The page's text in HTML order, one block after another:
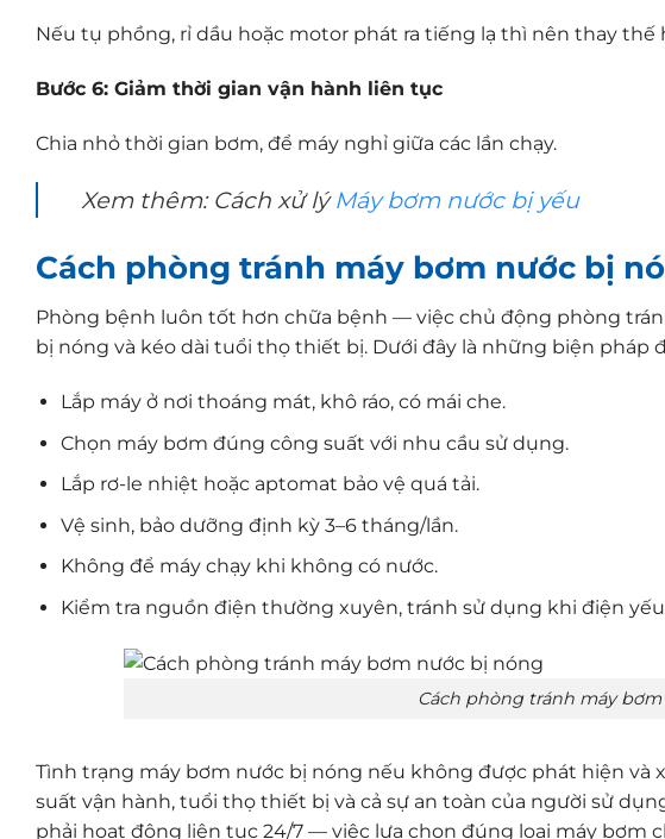
Nếu tụ phồng, rỉ dầu hoặc motor phát ra tiếng lạ thì nên thay thế
Bước 6: Giảm thời gian vận hành liên tục
Chia nhỏ thời gian bơm, để máy nghỉ giữa các lần chạy.
Xem thêm: Cách xử lýMáy bơm nước bị yếu
Cách phòng tránh máy bơm nước bị
Phòng bệnh luôn tốt hơn chữa bệnh — việc chủ động phòng
bị nóng và kéo dài tuổi thọ thiết bị. Dưới đây là những biện pháp
Lắp máy ở nơi thoáng mát, khô ráo, có mái che.
Chọn máy bơm đúng công suất với nhu cầu sử dụng.
Lắp rơ-le nhiệt hoặc aptomat bảo vệ quá tải.
Vệ sinh, bảo dưỡng định kỳ 3–6 tháng/lần.
Không để máy chạy khi không có nước.
Kiểm tra nguồn điện thường xuyên, tránh sử dụng khi điện
Cách phòng tránh máy
Tình trạng máy bơm nước bị nóng nếu không được phát hiện
suất vận hành, tuổi thọ thiết bị và cả sự an toàn của người sử
phải hoạt động liên tục 24/7 — việc lựa chọn đúng loại máy bơm